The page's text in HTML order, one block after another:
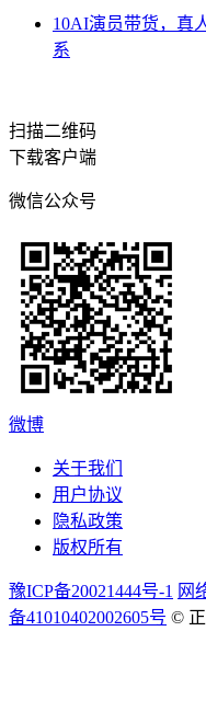
10AI演员带货，真
系
扫描二维码
下载客户端
微信公众号
微博
关于我们
用户协议
隐私政策
版权所有
豫ICP备20021444号-1 网
备41010402002605号 ©